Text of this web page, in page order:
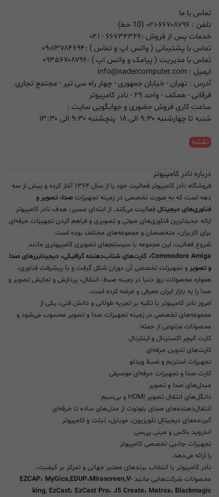
تماس با ما
تلفن : ۰۲۱-۶۶۷۰۸۷۹۶ (10 خط)
خدمات پس از فروش :۶۶۷۳۴۳۴۶ - ۰۲۱
تماس با پشتیبانی ( واتس اپ و تماس ) :۰۹۰۱۳۷۸۴۶۹۴
تماس با مدیریت ( پیامک و واتس اپ ) :۰۹۳۵۶۷۰۸۷۹۶
ایمیل : info@nadercomputer.com
آدرس : تهران - خیابان جمهوری - چهار راه سی تیر - مجتمع تجاری
فرقانی - همکف - واحد ۲۹ - نادر کامپیوتر
ساعت کاری فروش حضوری و جوابگویی سایت :
شنبه تا چهارشنبه ۹:۳۰ الی ۱۸ پنچشنبه ۹:۳۰ الی ۱۳:۳۰
نقشه
درباره نادر کامپیوتر
فروشگاه نادر کامپیوتر فعالیت خود را از سال ۱۳۶۴ آغاز کرده و بیش از سه
دهه است که به صورت تخصصی در زمینه تجهیزات صدا، تصویر و
فناوری‌های دیجیتال فعالیت می‌کند. از ابتدای مسیر، هدف نادر کامپیوتر
ارائه جدیدترین فناوری‌های صوتی و تصویری و فراهم کردن تجهیزات حرفه‌ای
برای کاربران، متخصصان و مجموعه‌های مختلف بوده است.
شروع فعالیت این مجموعه با سیستم‌های تصویری کامپیوتری مانند
Commodore Amiga، کارت‌های شتاب‌دهنده گرافیکی، دیجیتایزرهای صدا
و تصویر و تجهیزات تخصصی آن دوران شکل گرفت و با پیشرفت فناوری،
همواره محصولات روز دنیا در زمینه ضبط، انتقال، پردازش و نمایش تصویر و
صدا را به بازار ایران معرفی و عرضه کرده است.
امروز نادر کامپیوتر با تکیه بر تجربه طولانی و دانش فنی، یکی از
مجموعه‌های تخصصی در زمینه تجهیزات صدا و تصویر محسوب می‌شود و
محصولات متنوعی از جمله:
کارت کپچر اکسترنال و اینترنال
کارت‌های تدوین حرفه‌ای
تجهیزات استریم و ضبط ویدئو
کارت صدا و تجهیزات حرفه‌ای موسیقی
مبدل‌های صدا و تصویر
دانگل‌های انتقال تصویر HDMI و بی‌سیم
انتقال‌دهنده‌های صدای بلوتوث از مدل‌های ساده تا حرفه‌ای
گیرنده‌های دیجیتال تلویزیون، موبایل، تبلت و کامپیوتر
اندروید باکس و مینی پی‌سی
تجهیزات جانبی تخصصی کامپیوتر
را ارائه می‌دهد.
نادر کامپیوتر با انتخاب برندهای معتبر جهانی و تمرکز بر کیفیت،
محصولات شرکت‌هایی مانند EZCAP، MyGica,EDUP،Mirascreen,V-
king, EzCast، EzCast Pro، J5 Create، Matrox، Blackmagic